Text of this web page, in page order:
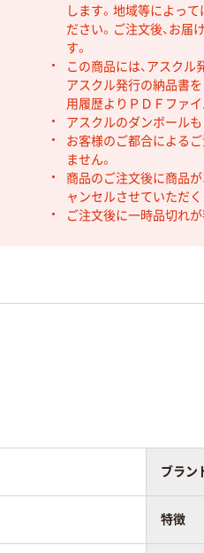
します。地域等によっ
ださい。ご注文後、お届
す。
この商品には、アスク
アスクル発行の納品書を
用履歴よりＰＤＦファ
アスクルのダンボール
お客様のご都合によるご
ません。
商品のご注文後に商品
ャンセルさせていただく
ご注文後に一時品切れが
ブラン
特徴